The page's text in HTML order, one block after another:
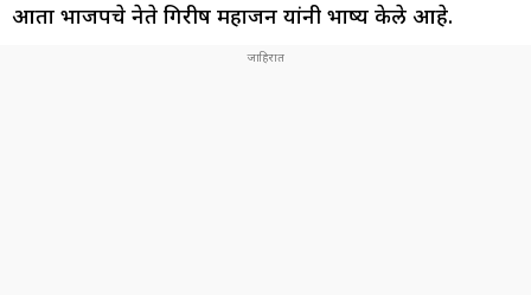
आता भाजपचे नेते गिरीष महाजन यांनी भाष्य केले आहे.